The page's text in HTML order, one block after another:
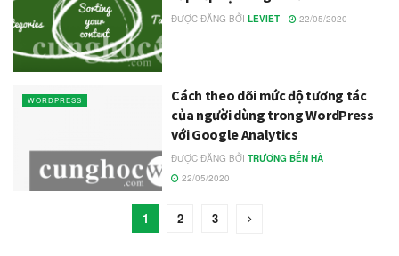
ĐƯỢC ĐĂNG BỞI LEVIET 22/05/2020
WORDPRESS
Cách theo dõi mức độ tương tác
của người dùng trong WordPress
với Google Analytics
ĐƯỢC ĐĂNG BỞI TRƯƠNG BẾN HÀ
22/05/2020
1 2 3